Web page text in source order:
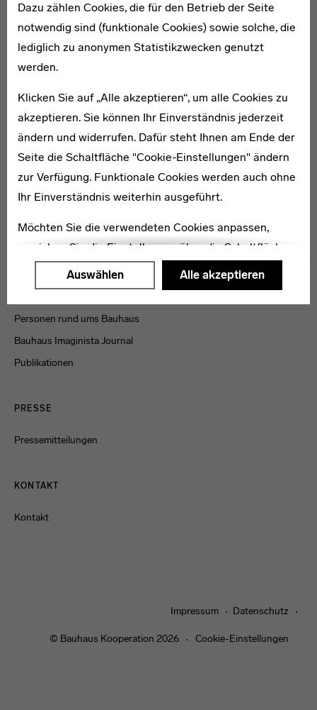
Dazu zählen Cookies, die für den Betrieb der Seite
notwendig sind (funktionale Cookies) sowie solche, die
lediglich zu anonymen Statistikzwecken genutzt
werden.
Klicken Sie auf „Alle akzeptieren“, um alle Cookies zu
akzeptieren. Sie können Ihr Einverständnis jederzeit
ändern und widerrufen. Dafür steht Ihnen am Ende der
Seite die Schaltfläche "Cookie-Einstellungen" ändern
zur Verfügung. Funktionale Cookies werden auch ohne
Ihr Einverständnis weiterhin ausgeführt.
Möchten Sie die verwendeten Cookies anpassen,
erreichen Sie die Einstellungen über die Schaltfläche
"Auswählen".
Datenschutzerklärungoder dem
Auswählen Alle akzeptieren
Hedwig Dostert
Karl Gläser
Menulinks
VERÖFFENTLICHUNGEN
Personen rund ums Bauhaus
Bauhaus Imaginista Journal
Publikationen
PRESSE
Pressemitteilungen
KONTAKT
Kontakt
Impressum Datenschutz
© Bauhaus Kooperation 2026 Cookie-Einstellungen